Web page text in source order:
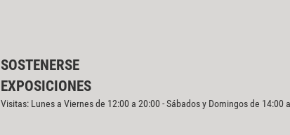
SOSTENERSE
EXPOSICIONES
Visitas: Lunes a Viernes de 12:00 a 20:00 - Sábados y Domingos de 14:00